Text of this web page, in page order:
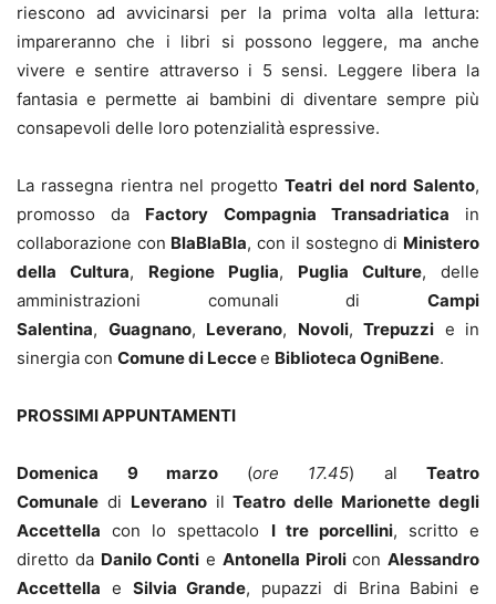
riescono ad avvicinarsi per la prima volta alla lettura:
impareranno che i libri si possono leggere, ma anche
vivere e sentire attraverso i 5 sensi. Leggere libera la
fantasia e permette ai bambini di diventare sempre più
consapevoli delle loro potenzialità espressive.
La rassegna rientra nel progettoTeatri del nord Salento,
promosso da Factory Compagnia Transadriatica in
collaborazione con BlaBlaBla, con il sostegno di Ministero
della Cultura, Regione Puglia, Puglia Culture, delle
amministrazioni comunali di Campi
Salentina, Guagnano, Leverano, Novoli, Trepuzzi e in
sinergia con Comune di Leccee Biblioteca OgniBene.
PROSSIMI APPUNTAMENTI
Domenica 9 marzo (ore 17.45) al Teatro
Comunale di LeveranoilTeatro delle Marionette degli
Accettella con lo spettacolo I tre porcellini, scritto e
diretto da Danilo Conti e Antonella Pirolicon Alessandro
Accettella e Silvia Grande, pupazzi di Brina Babini e